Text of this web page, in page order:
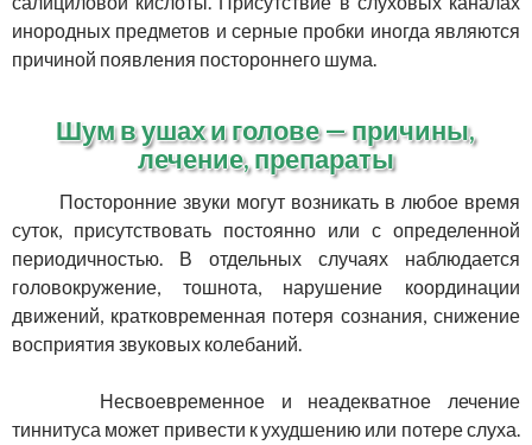
инородных предметов и серные пробки иногда являются
причиной появления постороннего шума.
Шум в ушах и голове — причины,
лечение, препараты
Посторонние звуки могут возникать в любое время
суток, присутствовать постоянно или с определенной
периодичностью. В отдельных случаях наблюдается
головокружение, тошнота, нарушение координации
движений, кратковременная потеря сознания, снижение
восприятия звуковых колебаний.
Несвоевременное и неадекватное лечение
тиннитуса может привести к ухудшению или потере слуха.